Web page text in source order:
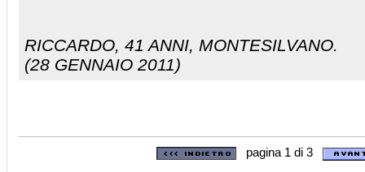
RICCARDO, 41 ANNI, MONTESILVANO.
(28 GENNAIO 2011)
pagina 1 di 3